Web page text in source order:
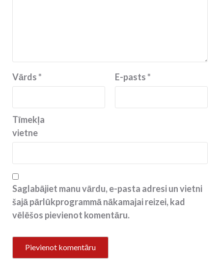
Vārds* E-pasts*
Tīmekļa
vietne
Saglabājiet manu vārdu, e-pasta adresi un vietni
šajā pārlūkprogrammā nākamajai reizei, kad
vēlēšos pievienot komentāru.